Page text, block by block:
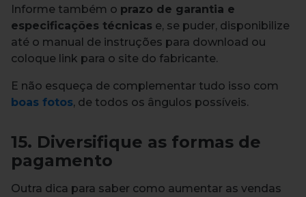
Informe também o prazo de garantia e
especificações técnicas e, se puder, disponibilize
até o manual de instruções para download ou
coloque link para o site do fabricante.
E não esqueça de complementar tudo isso com
boas fotos, de todos os ângulos possíveis.
15. Diversifique as formas de
pagamento
Outra dica para saber como aumentar as vendas